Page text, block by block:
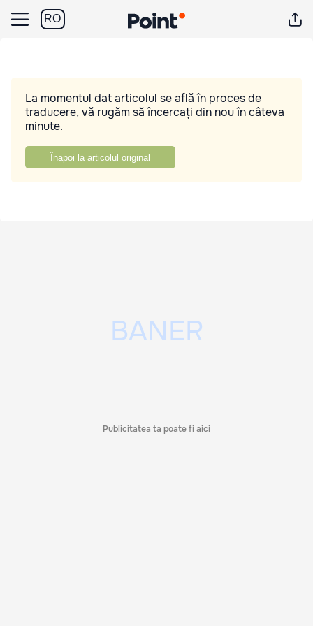
RO
La momentul dat articolul se află în proces de
traducere, vă rugăm să încercați din nou în câteva
minute.
Înapoi la articolul original
Publicitatea ta poate fi aici